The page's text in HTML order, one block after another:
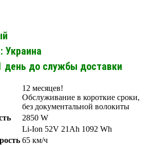
Украина
день до службы доставки
12 месяцев!
Обслуживание в короткие сроки,
без документальной волокиты
2850 W
Li-Ion 52V 21Ah 1092 Wh
65 км/ч